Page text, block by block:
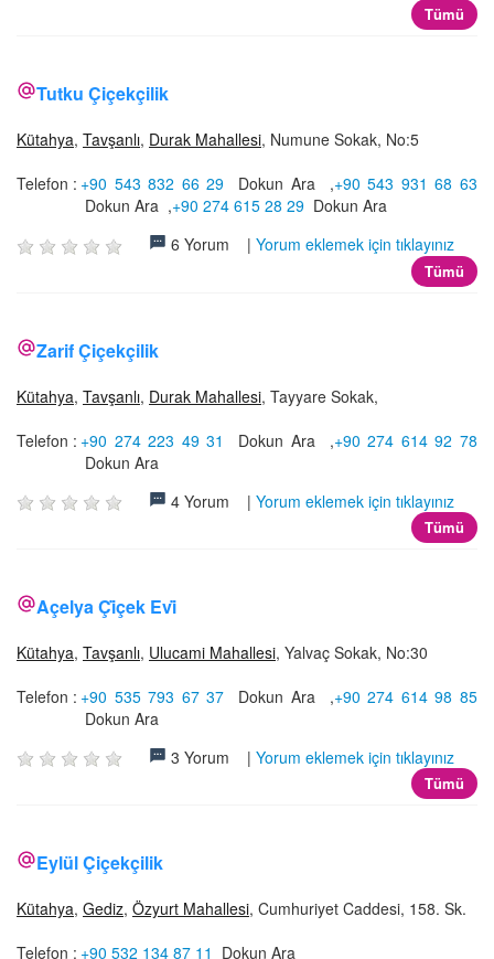
Tümü
Tutku Çiçekçilik
Kütahya, Tavşanlı, Durak Mahallesi, Numune Sokak, No:5
Telefon : +90 543 832 66 29 Dokun Ara,+90 543 931 68 63
Dokun Ara ,+90 274 615 28 29 Dokun Ara
6 Yorum | Yorum eklemek için tıklayınız
Tümü
Zarif Çiçekçilik
Kütahya, Tavşanlı, Durak Mahallesi, Tayyare Sokak,
Telefon : +90 274 223 49 31 Dokun Ara ,+90 274 614 92 78
Dokun Ara
4 Yorum | Yorum eklemek için tıklayınız
Tümü
Açelya Çi̇çek Evi̇
Kütahya, Tavşanlı, Ulucami Mahallesi, Yalvaç Sokak, No:30
Telefon : +90 535 793 67 37 Dokun Ara ,+90 274 614 98 85
Dokun Ara
3 Yorum | Yorum eklemek için tıklayınız
Tümü
Eylül Çiçekçilik
Kütahya, Gediz, Özyurt Mahallesi, Cumhuriyet Caddesi, 158. Sk.
Telefon : +90 532 134 87 11 Dokun Ara